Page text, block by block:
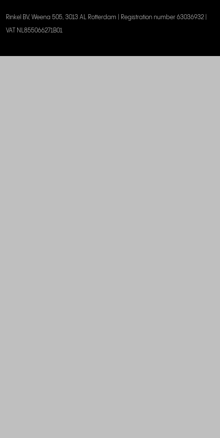
Rinkel BV, Weena 505, 3013 AL Rotterdam | Registration number 63036932 |
VAT NL855066271B01